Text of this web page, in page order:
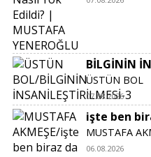
BİLGİNİN
ÜSTÜN BOL
07.08.2026
işte ben
MUSTAFA
06.08.2026